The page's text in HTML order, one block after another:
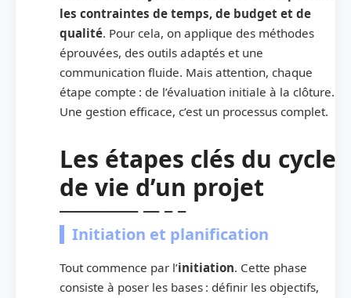
les contraintes de temps, de budget et de
qualité. Pour cela, on applique des méthodes
éprouvées, des outils adaptés et une
communication fluide. Mais attention, chaque
étape compte : de l’évaluation initiale à la clôture.
Une gestion efficace, c’est un processus complet.
Les étapes clés du cycle
de vie d’un projet
Initiation et planification
Tout commence par l’initiation. Cette phase
consiste à poser les bases : définir les objectifs,